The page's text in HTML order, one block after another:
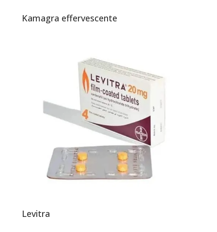
Kamagra effervescente
Levitra